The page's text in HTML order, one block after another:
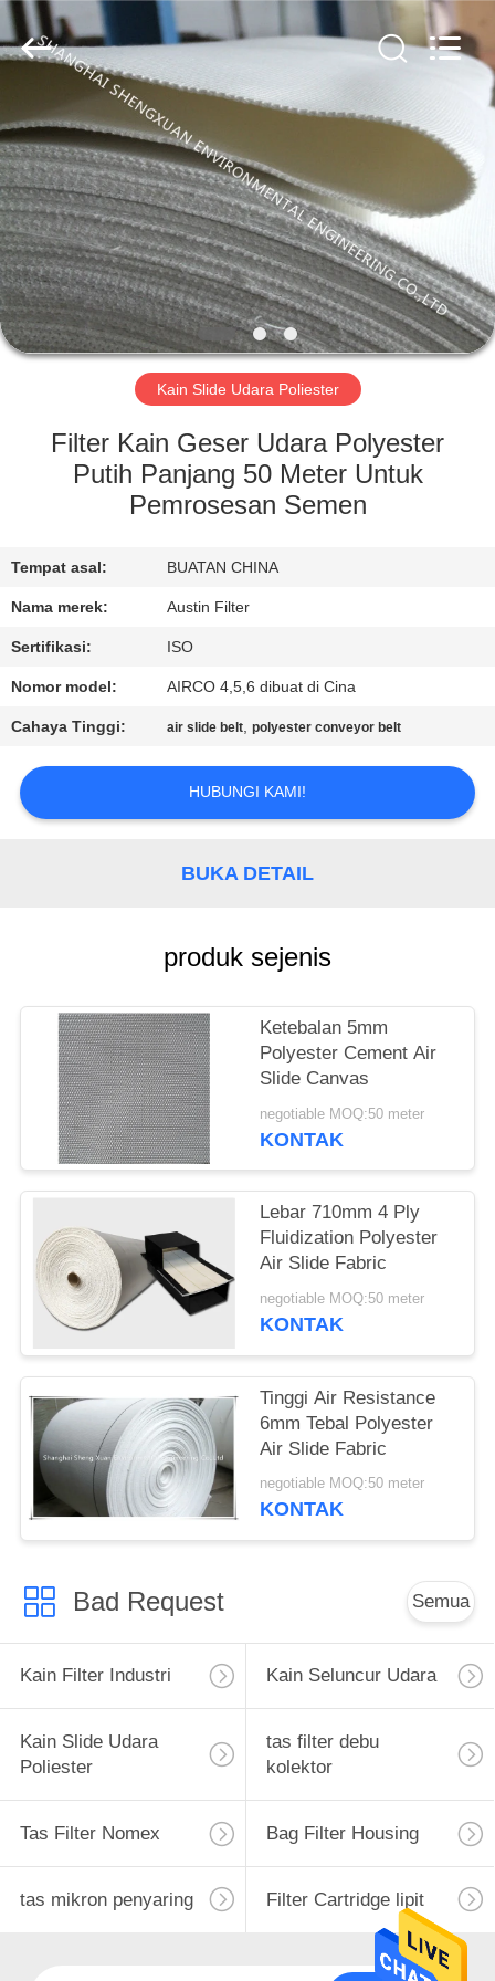
RUMAH
PRODUK
TENTANG
KAMI
TUR
KONTROL
KUALITAS
HUBUNGI
KAMI
PERMINTAAN
PENAWARAN
SITEMAP
Engineering
Co.,LTD.
Rights
Reserved.
Kain Slide Udara Poliester
Filter Kain Geser Udara Polyester
Putih Panjang 50 Meter Untuk
Pemrosesan Semen
Tempat asal: BUATAN CHINA
Nama merek: Austin Filter
Sertifikasi: ISO
Nomor model: AIRCO 4,5,6 dibuat di Cina
Cahaya Tinggi: air slide belt,polyester conveyor belt
HUBUNGI KAMI!
BUKA DETAIL
produk sejenis
Ketebalan 5mm
Polyester Cement Air
Slide Canvas
negotiable MOQ:50 meter
KONTAK
Lebar 710mm 4 Ply
Fluidization Polyester
Air Slide Fabric
negotiable MOQ:50 meter
KONTAK
Tinggi Air Resistance
6mm Tebal Polyester
Air Slide Fabric
negotiable MOQ:50 meter
KONTAK
Bad Request Semua
Kain Filter Industri Kain Seluncur Udara
Kain Slide Udara
Poliester
tas filter debu
kolektor
Tas Filter Nomex Bag Filter Housing
tas mikron penyaring Filter Cartridge lipit